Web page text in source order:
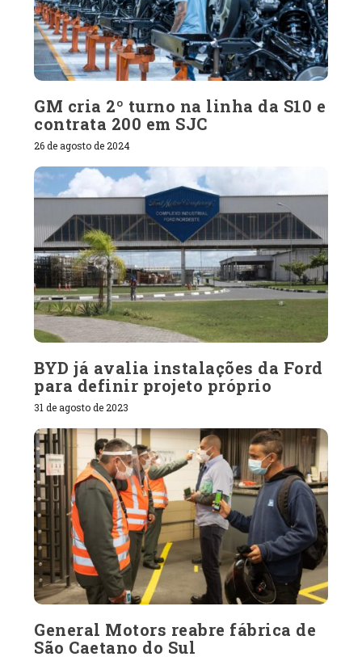
GM cria 2º turno na linha da S10 e
contrata 200 em SJC
26 de agosto de 2024
BYD já avalia instalações da Ford
para definir projeto próprio
31 de agosto de 2023
General Motors reabre fábrica de
São Caetano do Sul